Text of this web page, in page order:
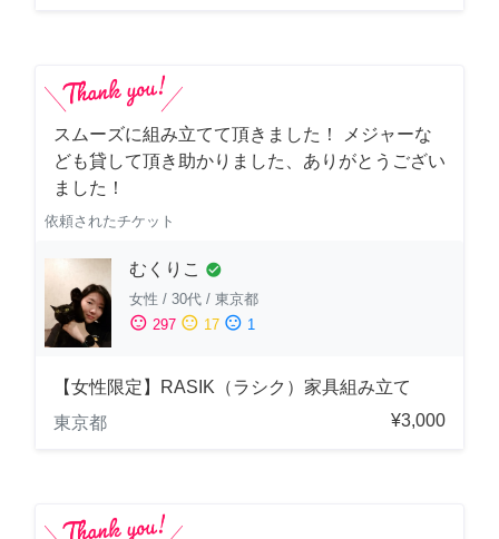
スムーズに組み立てて頂きました！ メジャーな
ども貸して頂き助かりました、ありがとうござい
ました！
依頼されたチケット
むくりこ check_circle
女性 / 30代 / 東京都
sentiment_satisfied 297 sentiment_neutral 17 sentiment_dissatisfied 1
【女性限定】RASIK（ラシク）家具組み立て
東京都
¥3,000